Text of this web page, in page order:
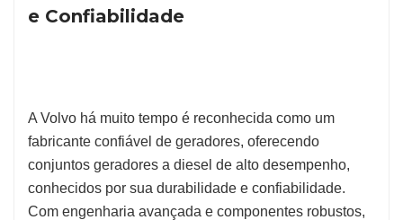
e Confiabilidade
A Volvo há muito tempo é reconhecida como um
fabricante confiável de geradores, oferecendo
conjuntos geradores a diesel de alto desempenho,
conhecidos por sua durabilidade e confiabilidade.
Com engenharia avançada e componentes robustos,